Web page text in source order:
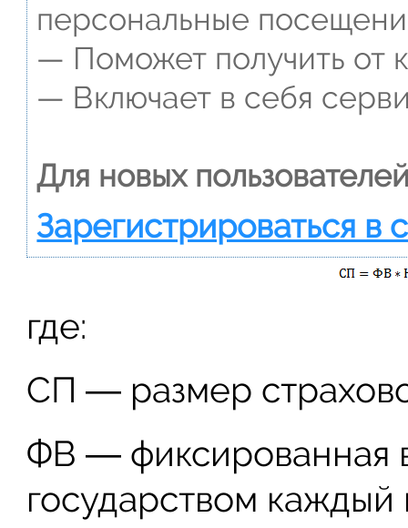
персональные
— Поможет получить от
— Включает в себя
Для новых
Зарегистрироваться в
где:
СП ― размер
ФВ ― фиксированная
государством каждый